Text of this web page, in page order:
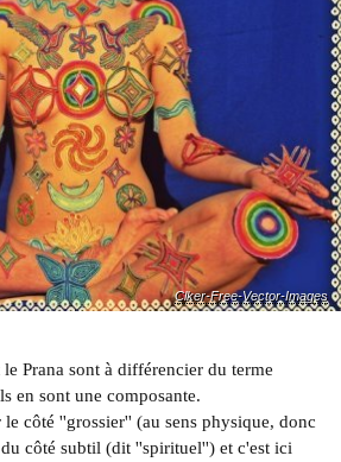
Clker-Free-Vector-Images
Prana sont à différencier du terme
en sont une composante.
côté ''grossier'' (au sens physique, donc
côté subtil (dit ''spirituel'') et c'est ici